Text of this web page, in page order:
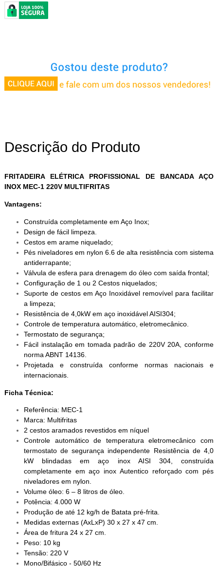
Descrição do Produto
FRITADEIRA ELÉTRICA PROFISSIONAL DE BANCADA AÇO
INOX MEC-1 220V MULTIFRITAS
Vantagens:
Construída completamente em Aço Inox;
Design de fácil limpeza.
Cestos em arame niquelado;
Pés niveladores em nylon 6.6 de alta resistência com sistema
antiderrapante;
Válvula de esfera para drenagem do óleo com saída frontal;
Configuração de 1 ou 2 Cestos niquelados;
Suporte de cestos em Aço Inoxidável removível para facilitar
a limpeza;
Resistência de 4,0kW em aço inoxidável AISI304;
Controle de temperatura automático, eletromecânico.
Termostato de segurança;
Fácil instalação em tomada padrão de 220V 20A, conforme
norma ABNT 14136.
Projetada e construída conforme normas nacionais e
internacionais.
Ficha Técnica:
Referência: MEC-1
Marca: Multifritas
2 cestos aramados revestidos em níquel
Controle automático de temperatura eletromecânico com
termostato de segurança independente Resistência de 4,0
kW blindadas em aço inox AISI 304, construída
completamente em aço inox Autentico reforçado com pés
niveladores em nylon.
Volume óleo: 6 – 8 litros de óleo.
Potência: 4.000 W
Produção de até 12 kg/h de Batata pré-frita.
Medidas externas (AxLxP) 30 x 27 x 47 cm.
Área de fritura 24 x 27 cm.
Peso: 10 kg
Tensão: 220 V
Mono/Bifásico - 50/60 Hz